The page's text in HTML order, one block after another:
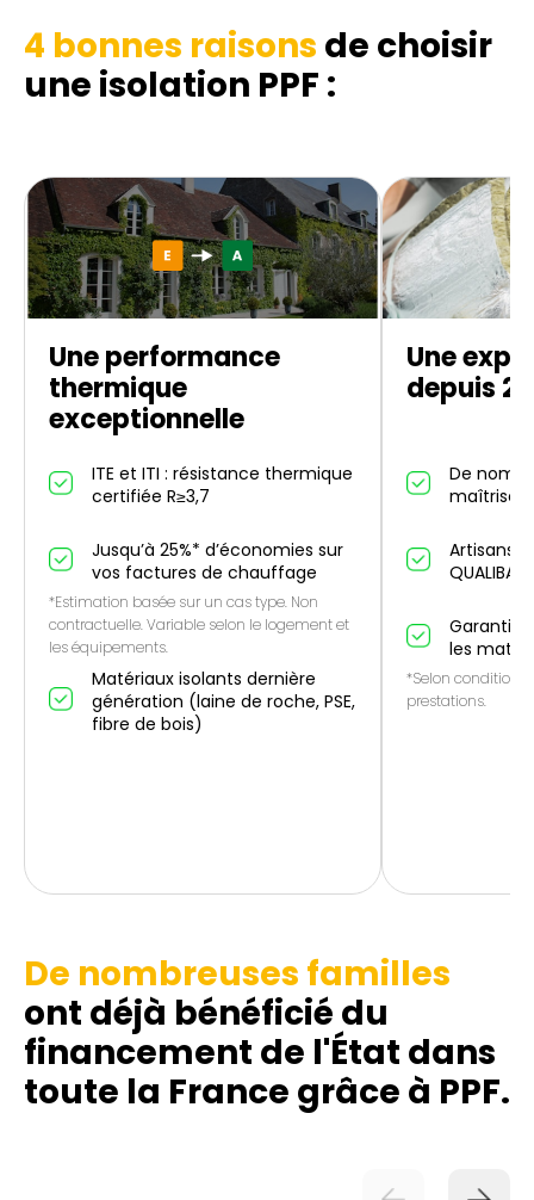
4 bonnes raisons de choisir
une isolation PPF :
Une performance
thermique
exceptionnelle
ITE et ITI : résistance thermique
certifiée R≥3,7
Jusqu’à 25%* d’économies sur
vos factures de chauffage
*Estimation basée sur un cas type. Non
contractuelle. Variable selon le logement et
les équipements.
Matériaux isolants dernière
génération (laine de roche, PSE,
fibre de bois)
Une
depuis
De
maîtrise
Artisans
QUALIBAT
Garantie
les
*Selon conditions
prestations.
De nombreuses familles
ont déjà bénéficié du
financement de l'État dans
toute la France grâce à PPF.